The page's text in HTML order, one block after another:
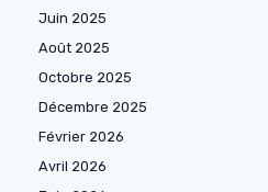
Juin 2025
Août 2025
Octobre 2025
Décembre 2025
Février 2026
Avril 2026